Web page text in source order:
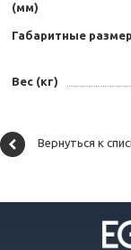
(мм)
Габаритные
Вес (кг)
Вернуться к